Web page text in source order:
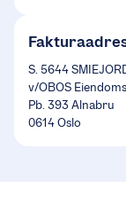
S. 5644
v/OBOS
Pb. 393 Alnabru
0614 Oslo